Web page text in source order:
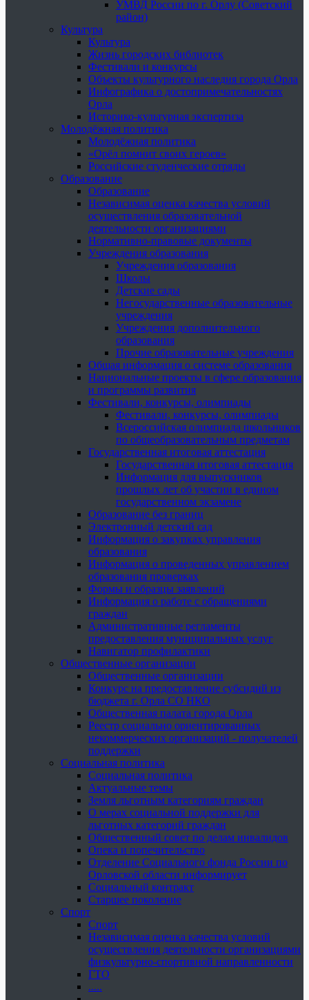
УМВД России по г. Орлу (Советский
район)
Культура
Культура
Жизнь городских библиотек
Фестивали и конкурсы
Объекты культурного наследия города Орла
Инфографика о достопримечательностях
Орла
Историко-культурная экспертиза
Молодёжная политика
Молодёжная политика
«Орёл помнит своих героев»
Российские студенческие отряды
Образование
Образование
Независимая оценка качества условий
осуществления образовательной
деятельности организациями
Нормативно-правовые документы
Учреждения образования
Учреждения образования
Школы
Детские сады
Негосударственные образовательные
учреждения
Учреждения дополнительного
образования
Прочие образовательные учреждения
Общая информация о системе образования
Национальные проекты в сфере образования
и программы развития
Фестивали, конкурсы, олимпиады
Фестивали, конкурсы, олимпиады
Всероссийская олимпиада школьников
по общеобразовательным предметам
Государственная итоговая аттестация
Государственная итоговая аттестация
Информация для выпускников
прошлых лет об участии в едином
государственном экзамене
Образование без границ
Электронный детский сад
Информация о закупках управления
образования
Информация о проведенных управлением
образования проверках
Формы и образцы заявлений
Информация о работе с обращениями
граждан
Административные регламенты
предоставления муниципальных услуг
Навигатор профилактики
Общественные организации
Общественные организации
Конкурс на предоставление субсидий из
бюджета г. Орла СО НКО
Общественная палата города Орла
Реестр социально ориентированных
некоммерческих организаций - получателей
поддержки
Социальная политика
Социальная политика
Актуальные темы
Земля льготным категориям граждан
О мерах социальной поддержки для
льготных категорий граждан
Общественный совет по делам инвалидов
Опека и попечительство
Отделение Социального фонда России по
Орловской области информирует
Социальный контракт
Старшее поколение
Спорт
Спорт
Независимая оценка качества условий
осуществления деятельности организациями
физкультурно-спортивной направленности
ГТО
.....